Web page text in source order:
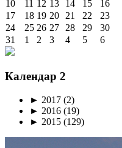
10
11 12 13 14 15
16
17
18 19 20 21 22
23
24
25 26 27 28 29
30
31
1 2 3 4 5 6
Календар 2
► 2017 (2)
► 2016 (19)
► 2015 (129)